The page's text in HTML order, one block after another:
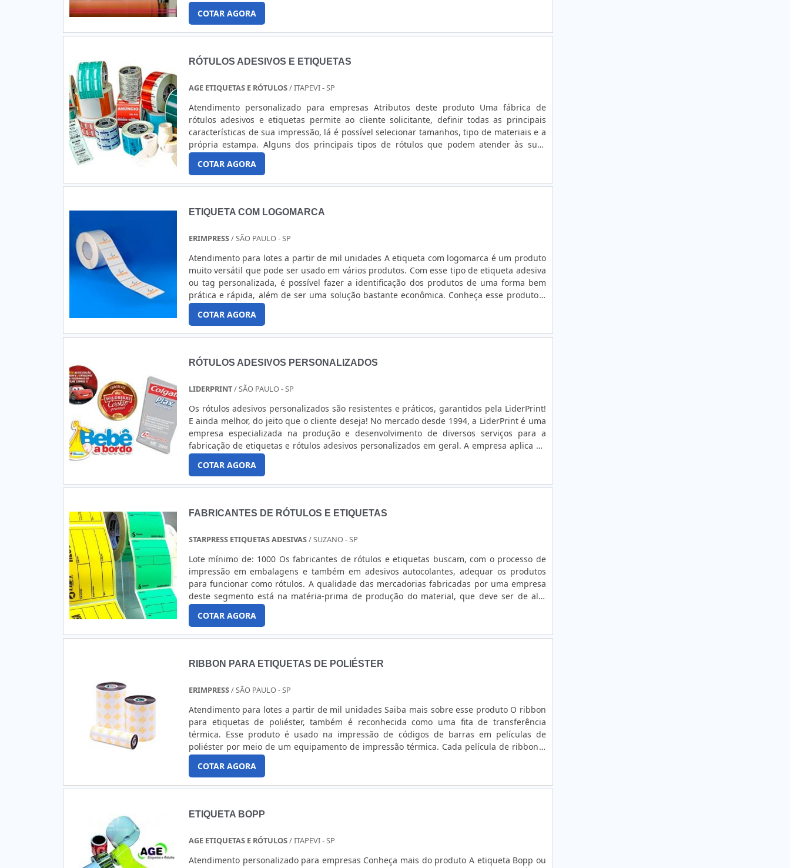
etiquetas adesivas estão entre as ferramentas mais importantes na comunicação visual
de uma empresa. Com elas, as....
COTAR AGORA
RÓTULOS ADESIVOS E ETIQUETAS
AGE ETIQUETAS E RÓTULOS/ ITAPEVI - SP
Atendimento personalizado para empresas Atributos deste produto Uma fábrica de
rótulos adesivos e etiquetas permite ao cliente solicitante, definir todas as principais
características de sua impressão, lá é possível selecionar tamanhos, tipo de materiais e a
própria estampa. Alguns dos principais tipos de rótulos que podem atender às suas
necessidades são etiqueta para código de barras, etiquetas hospitalares etiquetas para
alimentos, etiqueta....
COTAR AGORA
ETIQUETA COM LOGOMARCA
ERIMPRESS/ SÃO PAULO - SP
Atendimento para lotes a partir de mil unidades A etiqueta com logomarca é um produto
muito versátil que pode ser usado em vários produtos. Com esse tipo de etiqueta adesiva
ou tag personalizada, é possível fazer a identificação dos produtos de uma forma bem
prática e rápida, além de ser uma solução bastante econômica. Conheça esse produto é
muito importante ter a etiqueta para logomarca em diversos segmentos da indústria e do
comércio. Essa....
COTAR AGORA
RÓTULOS ADESIVOS PERSONALIZADOS
LIDERPRINT/ SÃO PAULO - SP
Os rótulos adesivos personalizados são resistentes e práticos, garantidos pela LiderPrint!
E ainda melhor, do jeito que o cliente deseja! No mercado desde 1994, a LiderPrint é uma
empresa especializada na produção e desenvolvimento de diversos serviços para a
fabricação de etiquetas e rótulos adesivos personalizados em geral. A empresa aplica no
processo de desenvolvimento de todos seus produtos, os padrões IS0 - 9001 2008.
Proporcionando a quem....
COTAR AGORA
FABRICANTES DE RÓTULOS E ETIQUETAS
STARPRESS ETIQUETAS ADESIVAS/ SUZANO - SP
Lote mínimo de: 1000 Os fabricantes de rótulos e etiquetas buscam, com o processo de
impressão em embalagens e também em adesivos autocolantes, adequar os produtos
para funcionar como rótulos. A qualidade das mercadorias fabricadas por uma empresa
deste segmento está na matéria-prima de produção do material, que deve ser de alto
padrão de durabilidade e resistência. Para adesivos, é indicado o uso de papel couché,
que tem alta ancoragem de tintas, e cola acrílica ou adesiva.DETALHES EXTRAS SOBRE.
COTAR AGORA
RIBBON PARA ETIQUETAS DE POLIÉSTER
ERIMPRESS/ SÃO PAULO - SP
Atendimento para lotes a partir de mil unidades Saiba mais sobre esse produto O ribbon
para etiquetas de poliéster, também é reconhecida como uma fita de transferência
térmica. Esse produto é usado na impressão de códigos de barras em películas de
poliéster por meio de um equipamento de impressão térmica. Cada película de ribbon é
fabricada com uma tinta especial, que se desprende quando entra em contato com o
calor da impressora térmica. ....
COTAR AGORA
ETIQUETA BOPP
AGE ETIQUETAS E RÓTULOS/ ITAPEVI - SP
Atendimento personalizado para empresas Conheça mais do produto A etiqueta Bopp ou